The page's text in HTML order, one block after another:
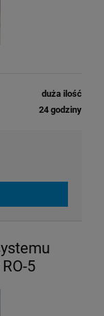
duża ilość
24 godziny
5